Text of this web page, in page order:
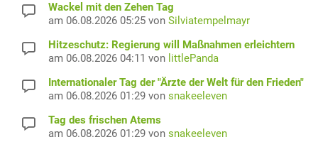
Wackel mit den Zehen Tag
am 06.08.2026 05:25 von Silviatempelmayr
Hitzeschutz: Regierung will Maßnahmen erleichtern
am 06.08.2026 04:11 von littlePanda
Internationaler Tag der "Ärzte der Welt für den Frieden"
am 06.08.2026 01:29 von snakeeleven
Tag des frischen Atems
am 06.08.2026 01:29 von snakeeleven